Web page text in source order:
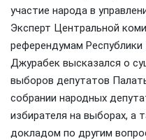
участие народа в
Эксперт Центральной
референдумам
Джурабек высказался о
выборов депутатов
собрании народных
избирателя на выборах, а
докладом по другим